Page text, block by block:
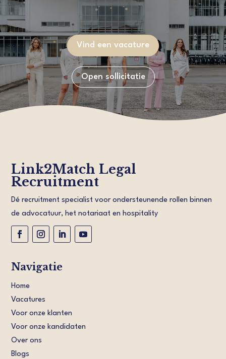
Vind een vacature
Open sollicitatie
Link2Match Legal
Recruitment
Dé recruitment specialist voor ondersteunende rollen binnen
de advocatuur, het notariaat en hospitality
Navigatie
Home
Vacatures
Voor onze klanten
Voor onze kandidaten
Over ons
Blogs